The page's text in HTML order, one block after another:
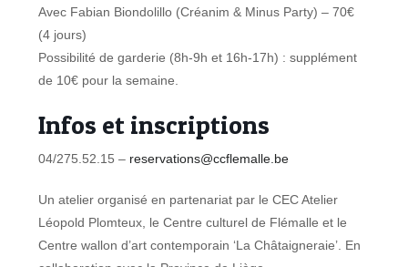
Avec Fabian Biondolillo (Créanim & Minus Party) – 70€
(4 jours)
Possibilité de garderie (8h-9h et 16h-17h) : supplément
de 10€ pour la semaine.
Infos et inscriptions
04/275.52.15 – reservations@ccflemalle.be
Un atelier organisé en partenariat par le CEC Atelier
Léopold Plomteux, le Centre culturel de Flémalle et le
Centre wallon d’art contemporain ‘La Châtaigneraie’. En